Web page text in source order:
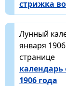
стрижка
Лунный
января
странице
календарь
1906 года